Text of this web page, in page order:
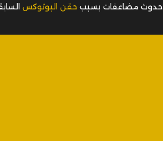
حدوث مضاعفات بسبب حقن البوتوكس